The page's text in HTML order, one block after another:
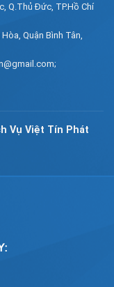
Q.Thủ Đức, TP.Hồ Chí
Quận Bình Tân,
Vụ Việt Tín Phát